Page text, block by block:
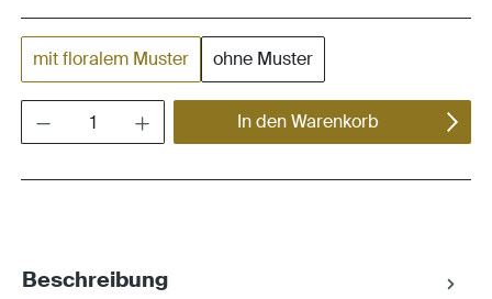
mit floralem Muster ohne Muster
In den Warenkorb
Beschreibung